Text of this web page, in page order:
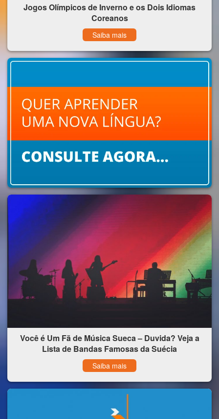
Jogos Olímpicos de Inverno e os Dois Idiomas
Coreanos
Saiba mais
Você é Um Fã de Música Sueca – Duvida? Veja a
Lista de Bandas Famosas da Suécia
Saiba mais